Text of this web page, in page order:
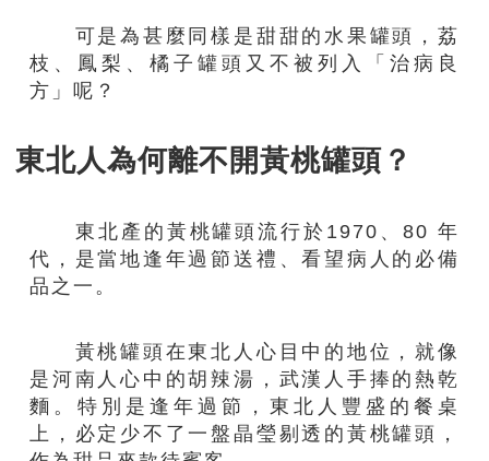
可是為甚麼同樣是甜甜的水果罐頭，荔
枝、鳳梨、橘子罐頭又不被列入「治病良
方」呢？
東北人為何離不開黃桃罐頭？
東北產的黃桃罐頭流行於1970、80 年
代，是當地逢年過節送禮、看望病人的必備
品之一。
黃桃罐頭在東北人心目中的地位，就像
是河南人心中的胡辣湯，武漢人手捧的熱乾
麵。特別是逢年過節，東北人豐盛的餐桌
上，必定少不了一盤晶瑩剔透的黃桃罐頭，